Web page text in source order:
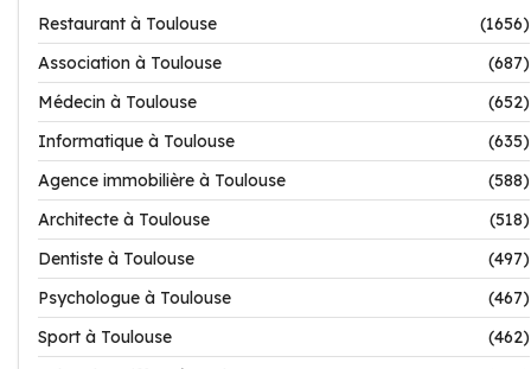
Restaurant à Toulouse
(1656)
Association à Toulouse
(687)
Médecin à Toulouse
(652)
Informatique à Toulouse
(635)
Agence immobilière à Toulouse
(588)
Architecte à Toulouse
(518)
Dentiste à Toulouse
(497)
Psychologue à Toulouse
(467)
Sport à Toulouse
(462)